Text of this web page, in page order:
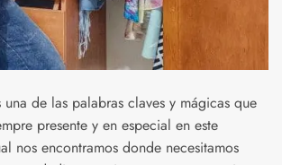
de las palabras claves y mágicas que
presente y en especial en este
nos encontramos donde necesitamos